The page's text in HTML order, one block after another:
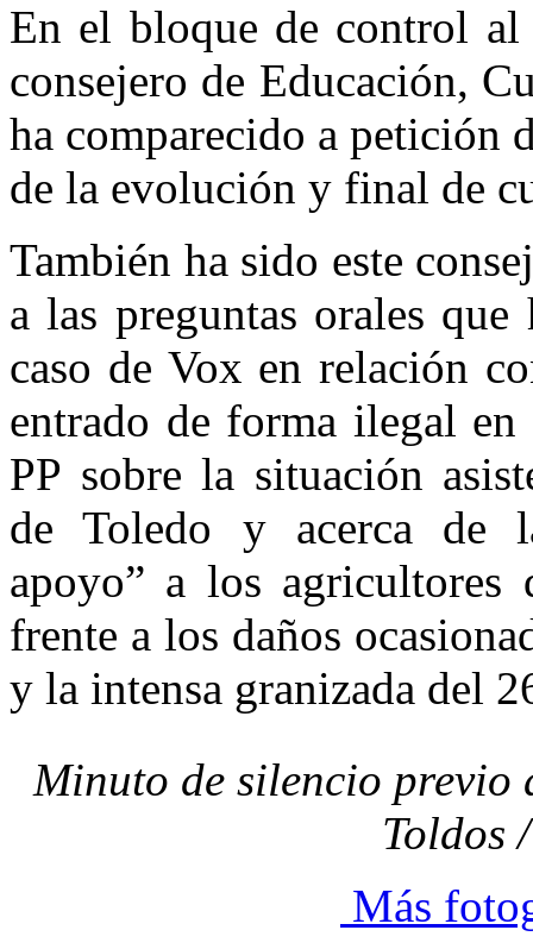
En el bloque de control al
consejero de Educación,
ha comparecido a petición
de la evolución y final de
También ha sido este
a las preguntas orales
caso de Vox en relación
entrado de forma ilegal
PP sobre la situación
de Toledo y acerca de
apoyo” a los agricultores
frente a los daños
y la intensa granizada del
Minuto de silencio previo
Toldos
Más